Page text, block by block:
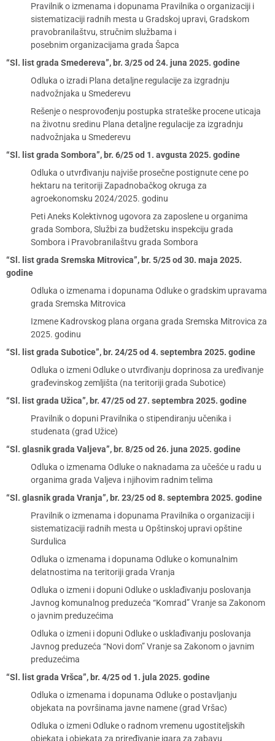
Pravilnik o izmenama i dopunama Pravilnika o organizaciji i
sistematizaciji radnih mesta u Gradskoj upravi, Gradskom
pravobranilaštvu, stručnim službama i
posebnim organizacijama grada Šapca
“Sl. list grada Smedereva”, br. 3/25 od 24. juna 2025. godine
Odluka o izradi Plana detaljne regulacije za izgradnju
nadvožnjaka u Smederevu
Rešenje o nesprovođenju postupka strateške procene uticaja
na životnu sredinu Plana detaljne regulacije za izgradnju
nadvožnjaka u Smederevu
“Sl. list grada Sombora”, br. 6/25 od 1. avgusta 2025. godine
Odluka o utvrđivanju najviše prosečne postignute cene po
hektaru na teritoriji Zapadnobačkog okruga za
agroekonomsku 2024/2025. godinu
Peti Aneks Kolektivnog ugovora za zaposlene u organima
grada Sombora, Službi za budžetsku inspekciju grada
Sombora i Pravobranilaštvu grada Sombora
“Sl. list grada Sremska Mitrovica”, br. 5/25 od 30. maja 2025.
godine
Odluka o izmenama i dopunama Odluke o gradskim upravama
grada Sremska Mitrovica
Izmene Kadrovskog plana organa grada Sremska Mitrovica za
2025. godinu
“Sl. list grada Subotice”, br. 24/25 od 4. septembra 2025. godine
Odluka o izmeni Odluke o utvrđivanju doprinosa za uređivanje
građevinskog zemljišta (na teritoriji grada Subotice)
“Sl. list grada Užica”, br. 47/25 od 27. septembra 2025. godine
Pravilnik o dopuni Pravilnika o stipendiranju učenika i
studenata (grad Užice)
“Sl. glasnik grada Valjeva”, br. 8/25 od 26. juna 2025. godine
Odluka o izmenama Odluke o naknadama za učešće u radu u
organima grada Valjeva i njihovim radnim telima
“Sl. glasnik grada Vranja”, br. 23/25 od 8. septembra 2025. godine
Pravilnik o izmenama i dopunama Pravilnika o organizaciji i
sistematizaciji radnih mesta u Opštinskoj upravi opštine
Surdulica
Odluka o izmenama i dopunama Odluke o komunalnim
delatnostima na teritoriji grada Vranja
Odluka o izmeni i dopuni Odluke o usklađivanju poslovanja
Javnog komunalnog preduzeća “Komrad” Vranje sa Zakonom
o javnim preduzećima
Odluka o izmeni i dopuni Odluke o usklađivanju poslovanja
Javnog preduzeća “Novi dom” Vranje sa Zakonom o javnim
preduzećima
“Sl. list grada Vršca”, br. 4/25 od 1. jula 2025. godine
Odluka o izmenama i dopunama Odluke o postavljanju
objekata na površinama javne namene (grad Vršac)
Odluka o izmeni Odluke o radnom vremenu ugostiteljskih
objekata i objekata za priređivanje igara za zabavu